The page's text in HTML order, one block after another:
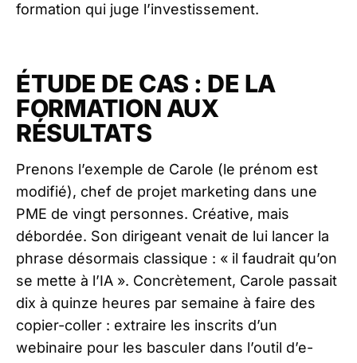
formation qui juge l’investissement.
ÉTUDE DE CAS : DE LA
FORMATION AUX
RÉSULTATS
Prenons l’exemple de Carole (le prénom est
modifié), chef de projet marketing dans une
PME de vingt personnes. Créative, mais
débordée. Son dirigeant venait de lui lancer la
phrase désormais classique : « il faudrait qu’on
se mette à l’IA ». Concrètement, Carole passait
dix à quinze heures par semaine à faire des
copier-coller : extraire les inscrits d’un
webinaire pour les basculer dans l’outil d’e-